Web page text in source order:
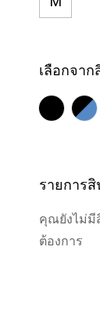
เลือกจาก
รายการ
คุณยังไม่มี
ต้องการ